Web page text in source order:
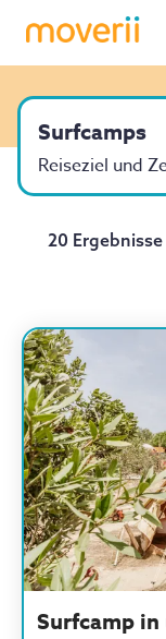
Surfcamps
Reiseziel und
20 Ergebnisse
Surfcamp